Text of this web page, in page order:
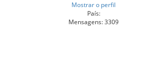
Mostrar o perfil
País:
Mensagens: 3309